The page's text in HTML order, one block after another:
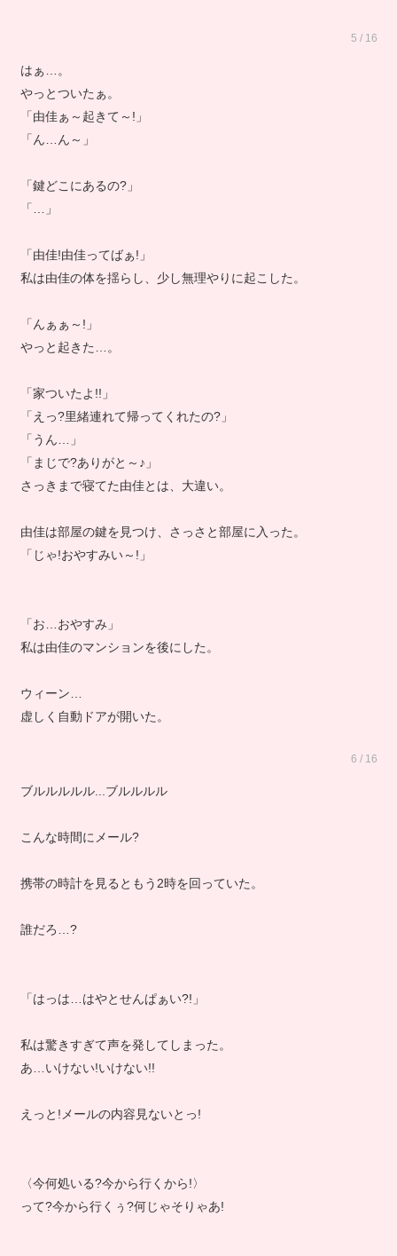
5 / 16
はぁ…。
やっとついたぁ。
「由佳ぁ～起きて～!」
「ん…ん～」
「鍵どこにあるの?」
「…」
「由佳!由佳ってばぁ!」
私は由佳の体を揺らし、少し無理やりに起こした。
「んぁぁ～!」
やっと起きた…。
「家ついたよ!!」
「えっ?里緒連れて帰ってくれたの?」
「うん…」
「まじで?ありがと～♪」
さっきまで寝てた由佳とは、大違い。
由佳は部屋の鍵を見つけ、さっさと部屋に入った。
「じゃ!おやすみい～!」
「お…おやすみ」
私は由佳のマンションを後にした。
ウィーン…
虚しく自動ドアが開いた。
6 / 16
ブルルルルル...ブルルルル
こんな時間にメール?
携帯の時計を見るともう2時を回っていた。
誰だろ…?
「はっは…はやとせんぱぁい?!」
私は驚きすぎて声を発してしまった。
あ…いけない!いけない!!
えっと!メールの内容見ないとっ!
〈今何処いる?今から行くから!〉
って?今から行くぅ?何じゃそりゃあ!